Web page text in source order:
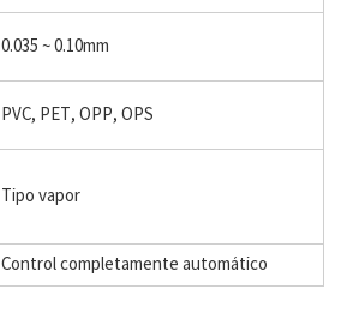
0.035 ~ 0.10mm
PVC, PET, OPP, OPS
Tipo vapor
Control completamente automático